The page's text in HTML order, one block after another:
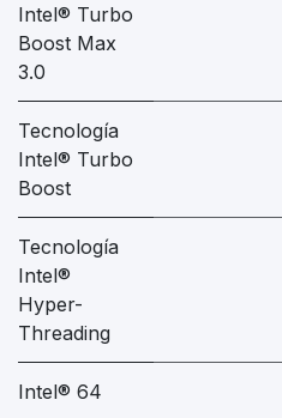
Intel® Turbo
Boost Max
3.0
Tecnología
Intel® Turbo
Boost
Tecnología
Intel®
Hyper-
Threading
Intel® 64